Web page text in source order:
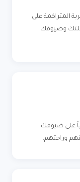
المتراكمة على
وضيوفك
على ضيوفك.
وراحتهم.